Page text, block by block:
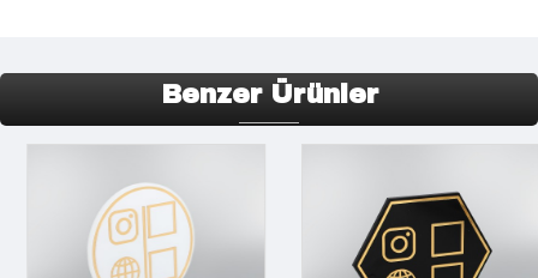
Benzer Ürünler